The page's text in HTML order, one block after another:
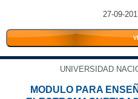
27-09-
UNIVERSIDAD
MODULO PARA